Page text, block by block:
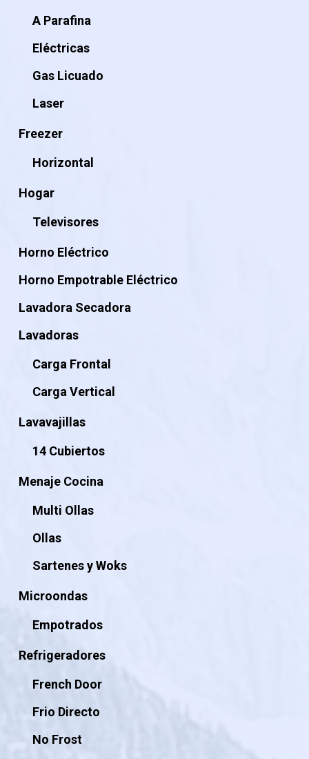
A Parafina
Eléctricas
Gas Licuado
Laser
Freezer
Horizontal
Hogar
Televisores
Horno Eléctrico
Horno Empotrable Eléctrico
Lavadora Secadora
Lavadoras
Carga Frontal
Carga Vertical
Lavavajillas
14 Cubiertos
Menaje Cocina
Multi Ollas
Ollas
Sartenes y Woks
Microondas
Empotrados
Refrigeradores
French Door
Frio Directo
No Frost